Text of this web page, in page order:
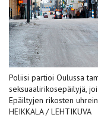
Poliisi partioi Oulussa
seksuaalirikosepäilyjä,
Epäiltyjen rikosten
HEIKKALA / LEHTIKUVA